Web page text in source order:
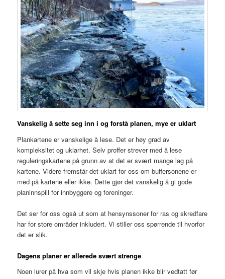
Vanskelig å sette seg inn i og forstå planen, mye er uklart
Plankartene er vanskelige å lese. Det er høy grad av
kompleksitet og uklarhet. Selv proffer strever med å lese
reguleringskartene på grunn av at det er svært mange lag på
kartene. Videre fremstår det uklart for oss om buffersonene er
med på kartene eller ikke. Dette gjør det vanskelig å gi gode
planinnspill for innbyggere og foreninger.
Det ser for oss også ut som at hensynssoner for ras og skredfare
har for store områder inkludert. Vi stiller oss spørrende til hvorfor
det er slik.
Dagens planer er allerede svært strenge
Noen lurer på hva som vil skje hvis planen ikke blir vedtatt før